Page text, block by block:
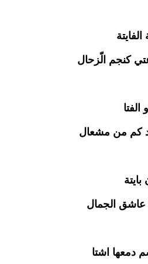
كنجم الّزحال
كم من مشعال
الجمال
اشتا